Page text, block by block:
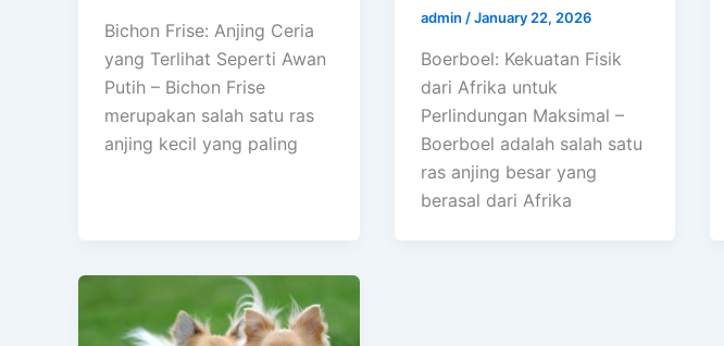
Bichon Frise: Anjing Ceria
yang Terlihat Seperti Awan
Putih – Bichon Frise
merupakan salah satu ras
anjing kecil yang paling
admin /January 22, 2026
Boerboel: Kekuatan Fisik
dari Afrika untuk
Perlindungan Maksimal –
Boerboel adalah salah satu
ras anjing besar yang
berasal dari Afrika